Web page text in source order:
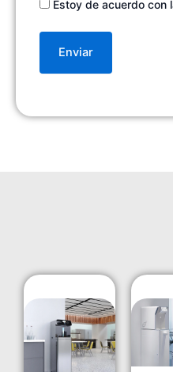
Estoy de acuerdo con